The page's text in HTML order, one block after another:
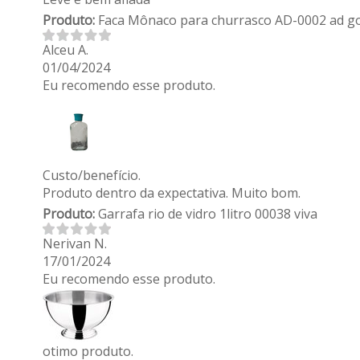
Produto: Faca Mônaco para churrasco AD-0002 ad
Alceu A.
01/04/2024
Eu recomendo esse produto.
Custo/benefício.
Produto dentro da expectativa. Muito bom.
Produto:Garrafa rio de vidro 1litro 00038 viva
Nerivan N.
17/01/2024
Eu recomendo esse produto.
otimo produto.